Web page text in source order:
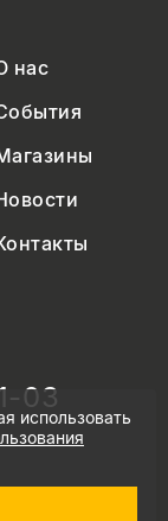
нас
03
использовать